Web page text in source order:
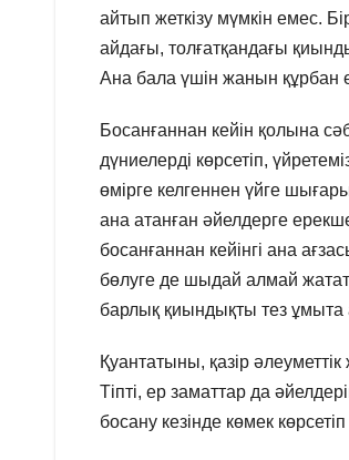
айтып жеткізу мүмкін емес.
айдағы, толғатқандағы
Ана бала үшін жанын құрбан
Босанғаннан кейін қолына
дүниелерді көрсетіп,
өмірге келгеннен үйге
ана атанған әйелдерге
босанғаннан кейінгі ана
бөлуге де шыдай алмай
барлық қиындықты тез ұмыта
Қуантатыны, қазір
Тіпті, ер заматтар да
босану кезінде көмек